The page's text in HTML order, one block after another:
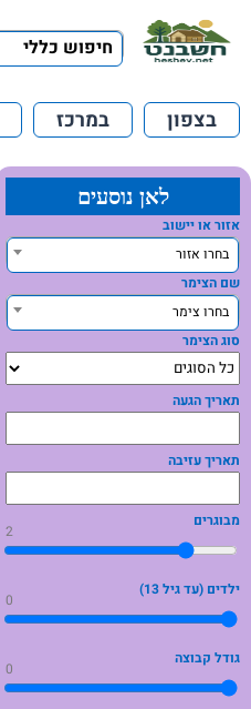
חיפוש כללי
בצפון במרכז
לאן נוסעים
אזור או יישוב
בחרו אזור
שם הצימר
בחרו צימר
סוג הצימר
תאריך הגעה
תאריך עזיבה
מבוגרים
2
ילדים (עד גיל 13)
0
גודל קבוצה
0